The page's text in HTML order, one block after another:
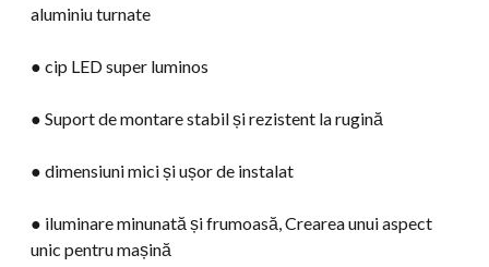
aluminiu turnate
● cip LED super luminos
● Suport de montare stabil și rezistent la rugină
● dimensiuni mici și ușor de instalat
● iluminare minunată și frumoasă, Crearea unui aspect
unic pentru mașină